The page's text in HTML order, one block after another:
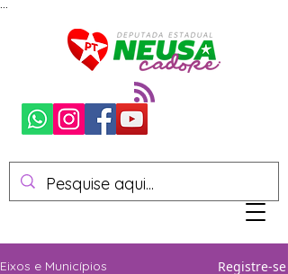
Eixos e Municípios Registre-se